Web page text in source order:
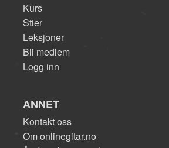
Kurs
Stier
Leksjoner
Bli medlem
Logg inn
ANNET
Kontakt oss
Om onlinegitar.no